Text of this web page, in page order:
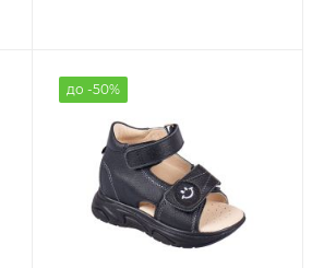
до -50%